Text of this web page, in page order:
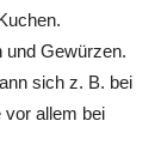
und Gewürzen.
sich z. B. bei
vor allem bei